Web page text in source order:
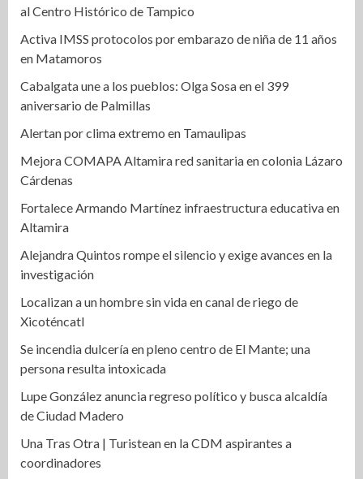
al Centro Histórico de Tampico
Activa IMSS protocolos por embarazo de niña de 11 años
en Matamoros
Cabalgata une a los pueblos: Olga Sosa en el 399
aniversario de Palmillas
Alertan por clima extremo en Tamaulipas
Mejora COMAPA Altamira red sanitaria en colonia Lázaro
Cárdenas
Fortalece Armando Martínez infraestructura educativa en
Altamira
Alejandra Quintos rompe el silencio y exige avances en la
investigación
Localizan a un hombre sin vida en canal de riego de
Xicoténcatl
Se incendia dulcería en pleno centro de El Mante; una
persona resulta intoxicada
Lupe González anuncia regreso político y busca alcaldía
de Ciudad Madero
Una Tras Otra | Turistean en la CDM aspirantes a
coordinadores